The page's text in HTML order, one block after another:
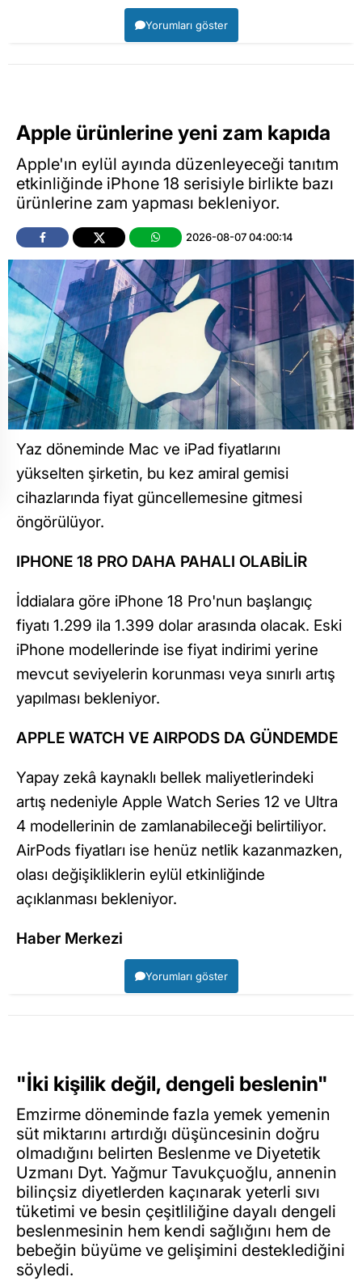
Yorumları göster
Apple ürünlerine yeni zam kapıda
Apple'ın eylül ayında düzenleyeceği tanıtım
etkinliğinde iPhone 18 serisiyle birlikte bazı
ürünlerine zam yapması bekleniyor.
2026-08-07 04:00:14
Yaz döneminde Mac ve iPad fiyatlarını
yükselten şirketin, bu kez amiral gemisi
cihazlarında fiyat güncellemesine gitmesi
öngörülüyor.
IPHONE 18 PRO DAHA PAHALI OLABİLİR
İddialara göre iPhone 18 Pro'nun başlangıç
fiyatı 1.299 ila 1.399 dolar arasında olacak. Eski
iPhone modellerinde ise fiyat indirimi yerine
mevcut seviyelerin korunması veya sınırlı artış
yapılması bekleniyor.
APPLE WATCH VE AIRPODS DA GÜNDEMDE
Yapay zekâ kaynaklı bellek maliyetlerindeki
artış nedeniyle Apple Watch Series 12 ve Ultra
4 modellerinin de zamlanabileceği belirtiliyor.
AirPods fiyatları ise henüz netlik kazanmazken,
olası değişikliklerin eylül etkinliğinde
açıklanması bekleniyor.
Haber Merkezi
Yorumları göster
"İki kişilik değil, dengeli beslenin"
Emzirme döneminde fazla yemek yemenin
süt miktarını artırdığı düşüncesinin doğru
olmadığını belirten Beslenme ve Diyetetik
Uzmanı Dyt. Yağmur Tavukçuoğlu, annenin
bilinçsiz diyetlerden kaçınarak yeterli sıvı
tüketimi ve besin çeşitliliğine dayalı dengeli
beslenmesinin hem kendi sağlığını hem de
bebeğin büyüme ve gelişimini desteklediğini
söyledi.